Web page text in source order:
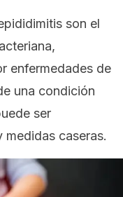
son el
enfermedades de
una condición
ser
caseras.